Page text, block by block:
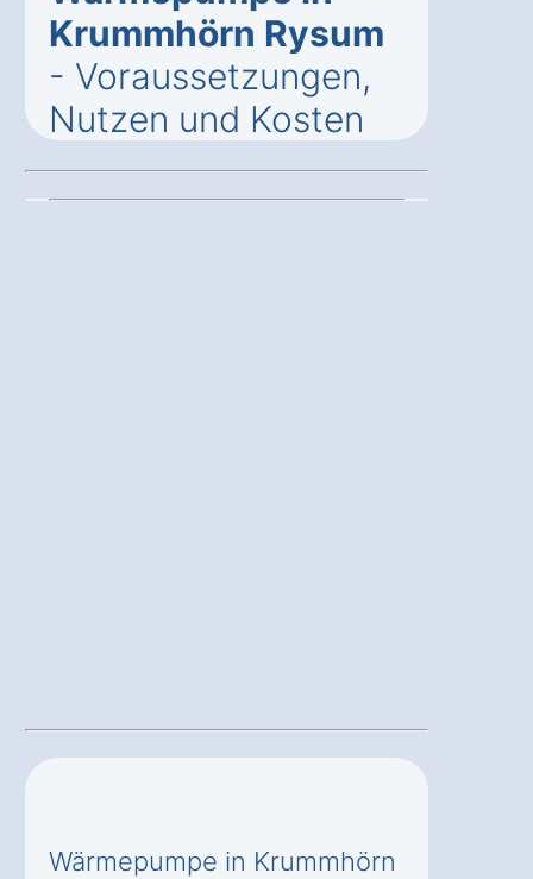
Krummhörn Rysum
- Voraussetzungen,
Nutzen und Kosten
Wärmepumpe in Krummhörn